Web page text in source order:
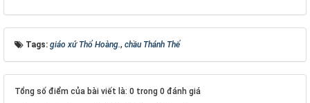
Tags: giáo xứ Thổ Hoàng., chầu Thánh Thể
Tổng số điểm của bài viết là: 0 trong 0 đánh giá